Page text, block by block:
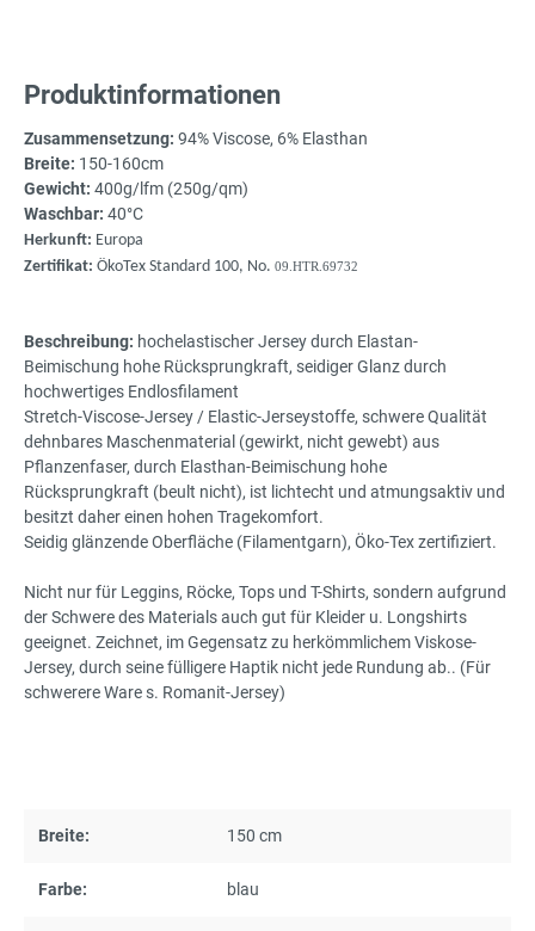
Produktinformationen
Zusammensetzung: 94% Viscose, 6% Elasthan
Breite: 150-160cm
Gewicht: 400g/lfm (250g/qm)
Waschbar: 40°C
Herkunft: Europa
Zertifikat: ÖkoTex Standard 100, No. 09.HTR.69732
Beschreibung: hochelastischer Jersey durch Elastan-
Beimischung hohe Rücksprungkraft, seidiger Glanz durch
hochwertiges Endlosfilament
Stretch-Viscose-Jersey / Elastic-Jerseystoffe, schwere Qualität
dehnbares Maschenmaterial (gewirkt, nicht gewebt) aus
Pflanzenfaser, durch Elasthan-Beimischung hohe
Rücksprungkraft (beult nicht), ist lichtecht und atmungsaktiv und
besitzt daher einen hohen Tragekomfort.
Seidig glänzende Oberfläche (Filamentgarn), Öko-Tex zertifiziert.
Nicht nur für Leggins, Röcke, Tops und T-Shirts, sondern aufgrund
der Schwere des Materials auch gut für Kleider u. Longshirts
geeignet. Zeichnet, im Gegensatz zu herkömmlichem Viskose-
Jersey, durch seine fülligere Haptik nicht jede Rundung ab.. (Für
schwerere Ware s. Romanit-Jersey)
Breite: 150 cm
Farbe: blau